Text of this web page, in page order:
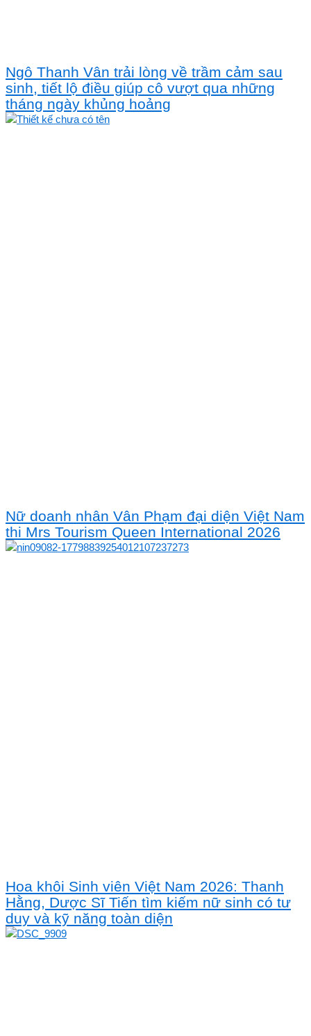
Ngô Thanh Vân trải lòng về trầm cảm sau
sinh, tiết lộ điều giúp cô vượt qua những
tháng ngày khủng hoảng
Nữ doanh nhân Vân Phạm đại diện Việt Nam
thi Mrs Tourism Queen International 2026
Hoa khôi Sinh viên Việt Nam 2026: Thanh
Hằng, Dược Sĩ Tiến tìm kiếm nữ sinh có tư
duy và kỹ năng toàn diện